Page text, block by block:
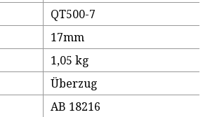
QT500-7
17mm
1,05 kg
Überzug
AB 18216